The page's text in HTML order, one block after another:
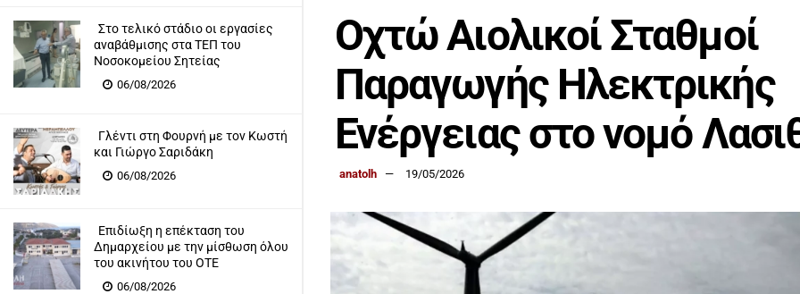
Στο τελικό στάδιο οι εργασίες
αναβάθμισης στα ΤΕΠ του
Νοσοκομείου Σητείας
06/08/2026
Γλέντι στη Φουρνή με τον Κωστή
και Γιώργο Σαριδάκη
06/08/2026
Επιδίωξη η επέκταση του
Δημαρχείου με την μίσθωση όλου
του ακινήτου του ΟΤΕ
06/08/2026
Οχτώ Αιολικοί Σταθμοί
Παραγωγής Ηλεκτρικής
Ενέργειας στο νομό
anatolh 19/05/2026